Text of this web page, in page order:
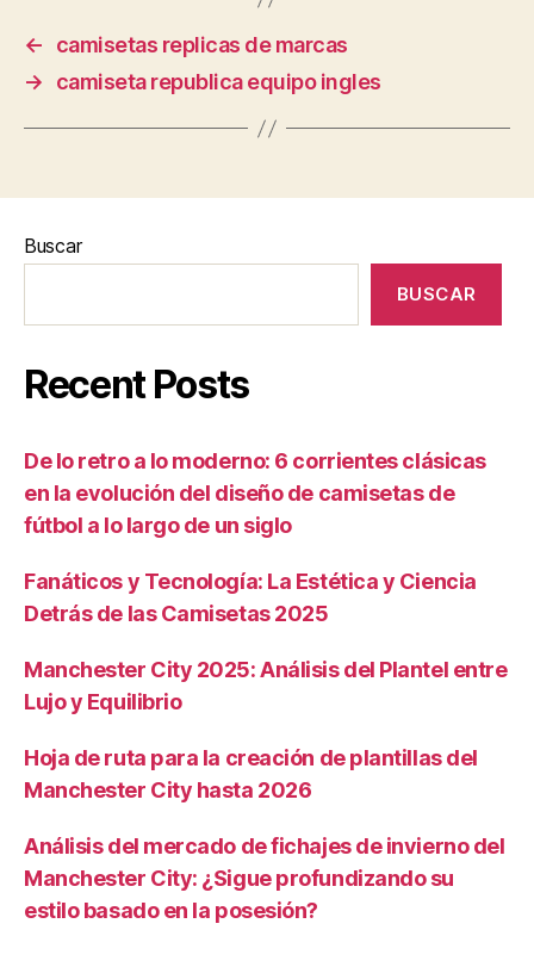
←
camisetas replicas de marcas
→
camiseta republica equipo ingles
Buscar
BUSCAR
Recent Posts
De lo retro a lo moderno: 6 corrientes clásicas
en la evolución del diseño de camisetas de
fútbol a lo largo de un siglo
Fanáticos y Tecnología: La Estética y Ciencia
Detrás de las Camisetas 2025
Manchester City 2025: Análisis del Plantel entre
Lujo y Equilibrio
Hoja de ruta para la creación de plantillas del
Manchester City hasta 2026
Análisis del mercado de fichajes de invierno del
Manchester City: ¿Sigue profundizando su
estilo basado en la posesión?